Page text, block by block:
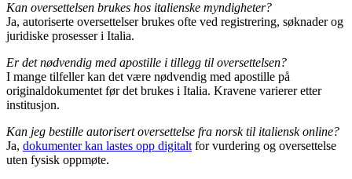
Kan oversettelsen brukes hos italienske myndigheter?
Ja, autoriserte oversettelser brukes ofte ved registrering, søknader og
juridiske prosesser i Italia.
Er det nødvendig med apostille i tillegg til oversettelsen?
I mange tilfeller kan det være nødvendig med apostille på
originaldokumentet før det brukes i Italia. Kravene varierer etter
institusjon.
Kan jeg bestille autorisert oversettelse fra norsk til italiensk online?
Ja, dokumenter kan lastes opp digitalt for vurdering og oversettelse
uten fysisk oppmøte.